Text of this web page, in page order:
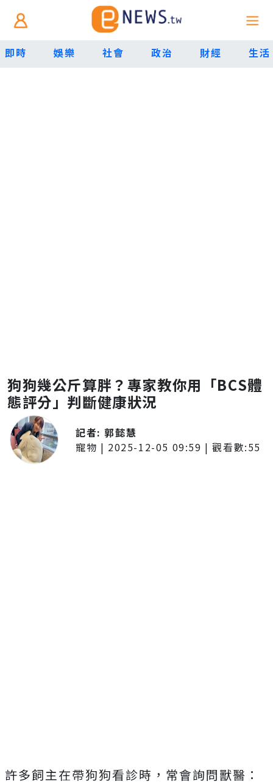
即時 娛樂 社會 政治 財經 生活
狗狗幾公斤算胖？專家教你用「BCS體
態評分」判斷健康狀況
記者:郭懿慧
寵物 | 2025-12-05 09:59 | 觀看數:55
許多飼主在帶狗狗看診時，常會詢問獸醫：